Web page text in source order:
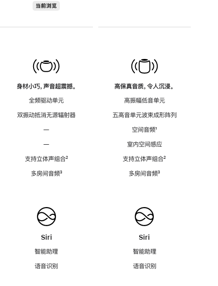
当前浏览
身材小巧，声音超震撼。
全频驱动单元
双振动抵消无源辐射器
—
—
支持立体声组合脚
²
多房间音频脚
³
Siri
智能助理
语音识别
高保真音质，令人沉浸。
高振幅低音单元
五高音单元波束成形阵列
空间音频脚
¹
室内空间感应
支持立体声组合脚
²
多房间音频脚
³
Siri
智能助理
语音识别